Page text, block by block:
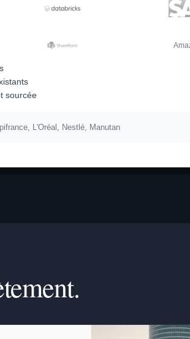
sourcée
L'Oréal, Nestlé, Manutan